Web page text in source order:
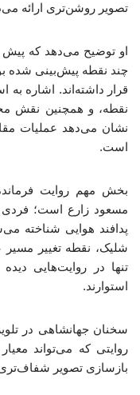
تصویر روشن‌تری ارائه
او توضیح می‌دهد که پیش
چند نقطه پیش‌بینی شده
نقطه، و همچنین نقش
نشان می‌دهد عملیات
است.
بخش مهم روایت
مسعود زارع است؛ فردی
پدافند هوایی شناخته
شلیک، نقطه تغییر
تنها در روایت‌هایی
استوارند.
سخنان جهانشاهی در
روایتی که می‌تواند
بازسازی تصویر